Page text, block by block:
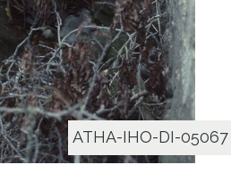
ATHA-IHO-DI-05067